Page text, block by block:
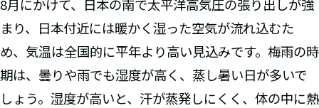
8月にかけて、日本の南で太平洋高気圧の張り出しが強
まり、日本付近には暖かく湿った空気が流れ込むた
め、気温は全国的に平年より高い見込みです。梅雨の時
期は、曇りや雨でも湿度が高く、蒸し暑い日が多いで
しょう。湿度が高いと、汗が蒸発しにくく、体の中に熱